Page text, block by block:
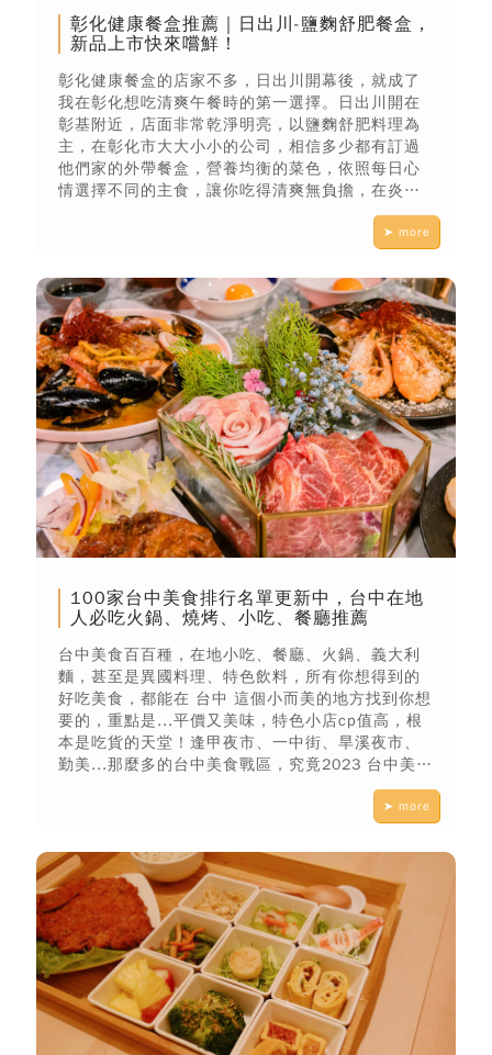
彰化健康餐盒推薦｜日出川-鹽麴舒肥餐盒，
新品上市快來嚐鮮！
彰化健康餐盒的店家不多，日出川開幕後，就成了
我在彰化想吃清爽午餐時的第一選擇。日出川開在
彰基附近，店面非常乾淨明亮，以鹽麴舒肥料理為
主，在彰化市大大小小的公司，相信多少都有訂過
他們家的外帶餐盒，營養均衡的菜色，依照每日心
情選擇不同的主食，讓你吃得清爽無負擔，在炎炎
➤ more
100家台中美食排行名單更新中，台中在地
人必吃火鍋、燒烤、小吃、餐廳推薦
台中美食百百種，在地小吃、餐廳、火鍋、義大利
麵，甚至是異國料理、特色飲料，所有你想得到的
好吃美食，都能在 台中 這個小而美的地方找到你想
要的，重點是...平價又美味，特色小店cp值高，根
本是吃貨的天堂！逢甲夜市、一中街、旱溪夜市、
勤美...那麼多的台中美食戰區，究竟2023 台中美食
排行榜推薦哪些？早餐、午餐、晚餐...有哪些排隊
名店是在台中不可錯過的美味嗎？ 台中美食名單排
各式美食料理吧！
➤ more